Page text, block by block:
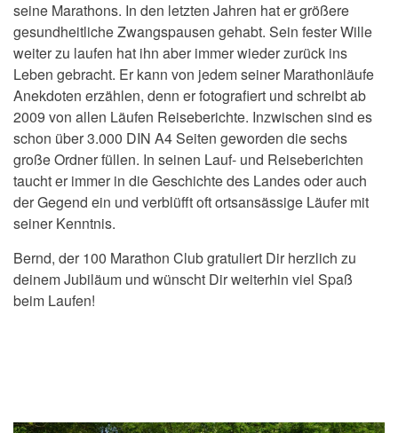
seine Marathons. In den letzten Jahren hat er größere
gesundheitliche Zwangspausen gehabt. Sein fester Wille
weiter zu laufen hat ihn aber immer wieder zurück ins
Leben gebracht. Er kann von jedem seiner Marathonläufe
Anekdoten erzählen, denn er fotografiert und schreibt ab
2009 von allen Läufen Reiseberichte. Inzwischen sind es
schon über 3.000 DIN A4 Seiten geworden die sechs
große Ordner füllen. In seinen Lauf- und Reiseberichten
taucht er immer in die Geschichte des Landes oder auch
der Gegend ein und verblüfft oft ortsansässige Läufer mit
seiner Kenntnis.
Bernd, der 100 Marathon Club gratuliert Dir herzlich zu
deinem Jubiläum und wünscht Dir weiterhin viel Spaß
beim Laufen!